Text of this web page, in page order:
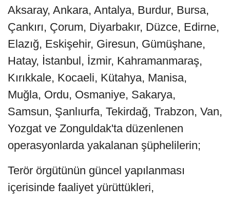
Aksaray, Ankara, Antalya, Burdur, Bursa,
Çankırı, Çorum, Diyarbakır, Düzce, Edirne,
Elazığ, Eskişehir, Giresun, Gümüşhane,
Hatay, İstanbul, İzmir, Kahramanmaraş,
Kırıkkale, Kocaeli, Kütahya, Manisa,
Muğla, Ordu, Osmaniye, Sakarya,
Samsun, Şanlıurfa, Tekirdağ, Trabzon, Van,
Yozgat ve Zonguldak'ta düzenlenen
operasyonlarda yakalanan şüphelilerin;
Terör örgütünün güncel yapılanması
içerisinde faaliyet yürüttükleri,